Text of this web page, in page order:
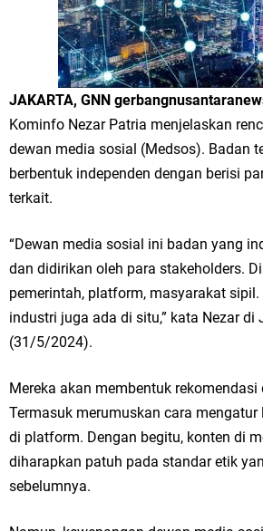
Merawat Alam, Menyelamatkan Bumi
Tumpeng Nasi Krawu Pecahkan Rekor MURI,
Gresik ke Panggung Dunia
FOZ Jatim, BAZNAS, dan Kemenag Salurkan
Yatim Serentak di Berbagai Daerah di Jawa Timur
Optik Merlin Donasikan Rp10,36 Juta,
JKNN
yang Terus Istiqomah
Ketua DPD Golkar Gresik Wongso Negoro
1448 H dengan Doa Kedamaian
Wakil Ketua DPRD Gresik Mujid Riduan
JAKARTA, GNN
Kominfo Nezar Patria menjelaskan
dewan media sosial (Medsos). Badan
berbentuk independen dengan berisi
terkait.
“Dewan media sosial ini badan yang
dan didirikan oleh para stakeholders.
pemerintah, platform, masyarakat
industri juga ada di situ,” kata Nezar di
(31/5/2024).
Mereka akan membentuk
Termasuk merumuskan cara
di platform. Dengan begitu, konten di
diharapkan patuh pada standar etik
sebelumnya.